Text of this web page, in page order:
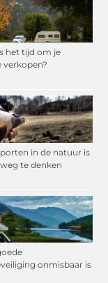
het tijd om je
verkopen?
in de natuur is
te denken
onmisbaar is